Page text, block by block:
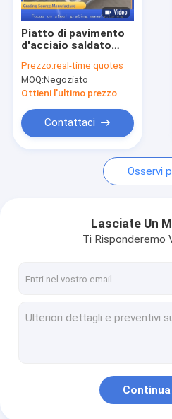
Controllo di qualità
Notizie
Casi
grata d'acciaio del metallo
Copertura stridente
pavimento di griglia del
Recinzione in rete saldata
Piatto di pavimento
d'acciaio saldato
metallo di Antivari
per la pianta
acquatica
Prezzo:real-time quotes
MOQ:Negoziato
Ottieni l'ultimo prezzo
Contattaci
Osservi
Lasciate Un
Ti Risponderemo
Continua